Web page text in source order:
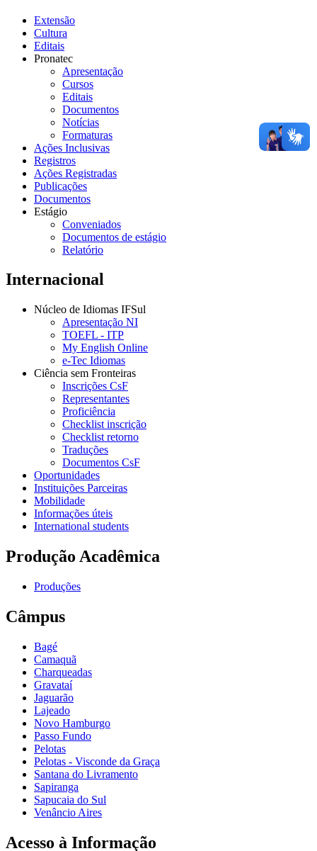
Extensão
Cultura
Editais
Pronatec
Apresentação
Cursos
Editais
Documentos
Notícias
Formaturas
Ações Inclusivas
Registros
Ações Registradas
Publicações
Documentos
Estágio
Conveniados
Documentos de estágio
Relatório
Internacional
Núcleo de Idiomas IFSul
Apresentação NI
TOEFL - ITP
My English Online
e-Tec Idiomas
Ciência sem Fronteiras
Inscrições CsF
Representantes
Proficiência
Checklist inscrição
Checklist retorno
Traduções
Documentos CsF
Oportunidades
Instituições Parceiras
Mobilidade
Informações úteis
International students
Produção Acadêmica
Produções
Câmpus
Bagé
Camaquã
Charqueadas
Gravataí
Jaguarão
Lajeado
Novo Hamburgo
Passo Fundo
Pelotas
Pelotas - Visconde da Graça
Santana do Livramento
Sapiranga
Sapucaia do Sul
Venâncio Aires
Acesso à Informação